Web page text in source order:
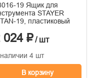
19 Ящик для
STAYER
TITAN-19, пластиковый
024 ₽/ шт
4 шт
В корзину